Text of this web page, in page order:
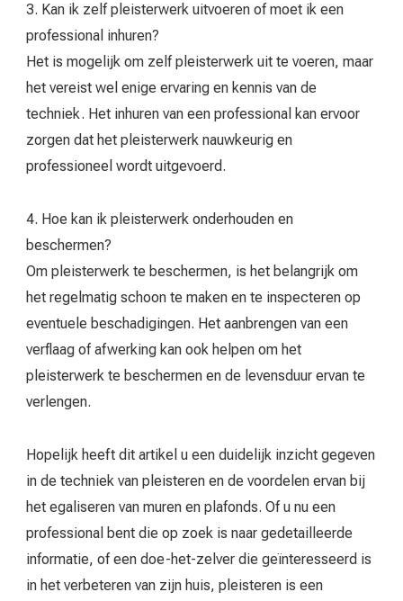
3. Kan ik zelf pleisterwerk uitvoeren of moet ik een
professional inhuren?
Het is mogelijk om zelf pleisterwerk uit te voeren, maar
het vereist wel enige ervaring en kennis van de
techniek. Het inhuren van een professional kan ervoor
zorgen dat het pleisterwerk nauwkeurig en
professioneel wordt uitgevoerd.
4. Hoe kan ik pleisterwerk onderhouden en
beschermen?
Om pleisterwerk te beschermen, is het belangrijk om
het regelmatig schoon te maken en te inspecteren op
eventuele beschadigingen. Het aanbrengen van een
verflaag of afwerking kan ook helpen om het
pleisterwerk te beschermen en de levensduur ervan te
verlengen.
Hopelijk heeft dit artikel u een duidelijk inzicht gegeven
in de techniek van pleisteren en de voordelen ervan bij
het egaliseren van muren en plafonds. Of u nu een
professional bent die op zoek is naar gedetailleerde
informatie, of een doe-het-zelver die geïnteresseerd is
in het verbeteren van zijn huis, pleisteren is een